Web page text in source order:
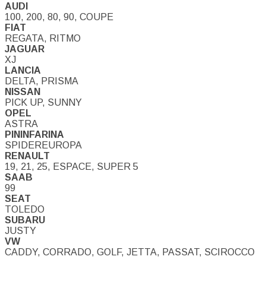
AUDI
100, 200, 80, 90, COUPE
FIAT
REGATA, RITMO
JAGUAR
XJ
LANCIA
DELTA, PRISMA
NISSAN
PICK UP, SUNNY
OPEL
ASTRA
PININFARINA
SPIDEREUROPA
RENAULT
19, 21, 25, ESPACE, SUPER 5
SAAB
99
SEAT
TOLEDO
SUBARU
JUSTY
VW
CADDY, CORRADO, GOLF, JETTA, PASSAT, SCIROCCO